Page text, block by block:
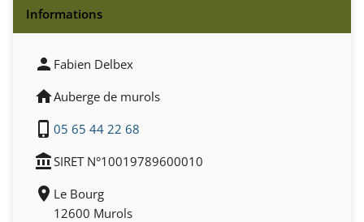
person Fabien Delbex
homeAuberge de murols
phone_iphone 05 65 44 22 68
account_balanceSIRET N°10019789600010
location_on Le Bourg
12600 Murols